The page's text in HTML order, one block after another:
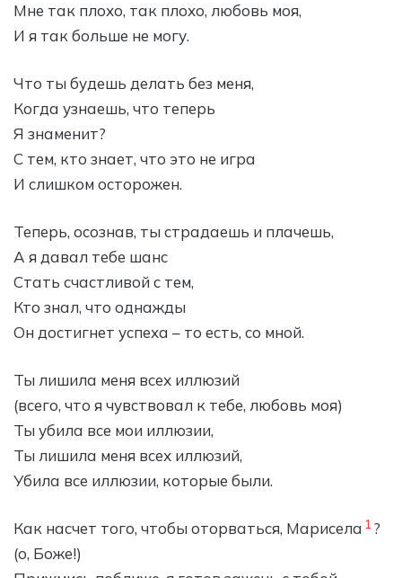
Мне так плохо, так плохо, любовь моя,
И я так больше не могу.
Что ты будешь делать без меня,
Когда узнаешь, что теперь
Я знаменит?
С тем, кто знает, что это не игра
И слишком осторожен.
Теперь, осознав, ты страдаешь и плачешь,
А я давал тебе шанс
Стать счастливой с тем,
Кто знал, что однажды
Он достигнет успеха – то есть, со мной.
Ты лишила меня всех иллюзий
(всего, что я чувствовал к тебе, любовь моя)
Ты убила все мои иллюзии,
Ты лишила меня всех иллюзий,
Убила все иллюзии, которые были.
Как насчет того, чтобы оторваться, Марисела 1 ?
(о, Боже!)